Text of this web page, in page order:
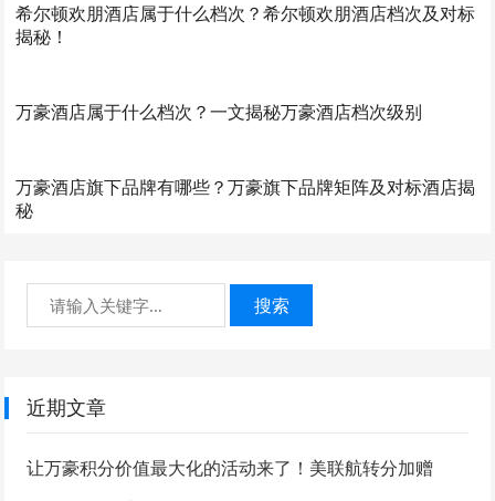
希尔顿欢朋酒店属于什么档次？希尔顿欢朋酒店档次及对标
揭秘！
万豪酒店属于什么档次？一文揭秘万豪酒店档次级别
万豪酒店旗下品牌有哪些？万豪旗下品牌矩阵及对标酒店揭
秘
搜索
近期文章
让万豪积分价值最大化的活动来了！美联航转分加赠